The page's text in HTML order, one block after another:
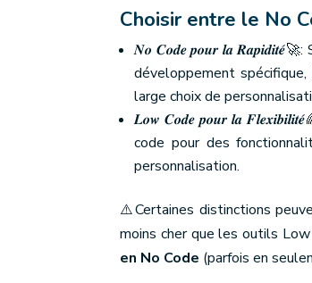
Choisir entre le No
𝑵𝒐 𝑪𝒐𝒅𝒆 𝒑𝒐𝒖𝒓 𝒍𝒂 𝑹𝒂𝒑𝒊𝒅𝒊𝒕𝒆́🚀:
développement
large choix de
𝑳𝒐𝒘 𝑪𝒐𝒅𝒆 𝒑𝒐𝒖𝒓 𝒍𝒂
code pour des
personnalisation.
⚠️Certaines distinctions
moins cher que les outils
en No Code (parfois en